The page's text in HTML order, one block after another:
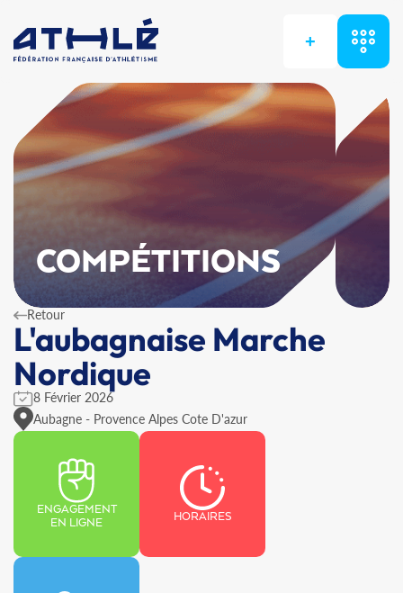
+
COMPÉTITIONS
Retour
L'aubagnaise Marche
Nordique
8 Février 2026
Aubagne - Provence Alpes Cote D'azur
ENGAGEMENT
EN LIGNE
HORAIRES